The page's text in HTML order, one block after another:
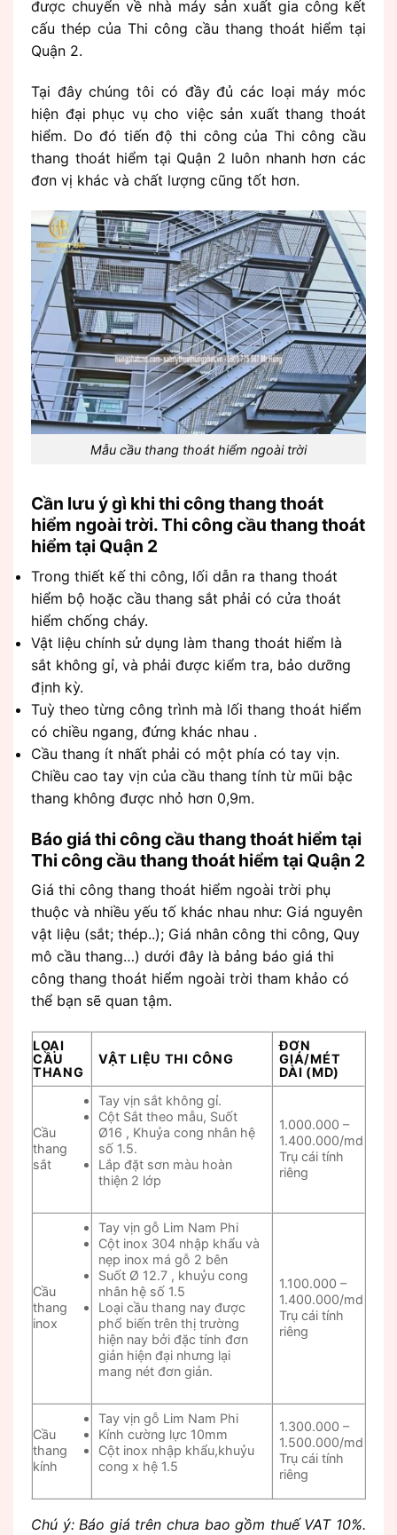
được chuyển về nhà máy sản xuất gia công kết
cấu thép của Thi công cầu thang thoát hiểm tại
Quận 2.
Tại đây chúng tôi có đầy đủ các loại máy móc
hiện đại phục vụ cho việc sản xuất thang thoát
hiểm. Do đó tiến độ thi công của Thi công cầu
thang thoát hiểm tại Quận 2 luôn nhanh hơn các
đơn vị khác và chất lượng cũng tốt hơn.
Mẫu cầu thang thoát hiểm ngoài trời
Cần lưu ý gì khi thi công thang thoát
hiểm ngoài trời. Thi công cầu thang thoát
hiểm tại Quận 2
Trong thiết kế thi công, lối dẫn ra thang thoát
hiểm bộ hoặc cầu thang sắt phải có cửa thoát
hiểm chống cháy.
Vật liệu chính sử dụng làm thang thoát hiểm là
sắt không gỉ, và phải được kiểm tra, bảo dưỡng
định kỳ.
Tuỳ theo từng công trình mà lối thang thoát hiểm
có chiều ngang, đứng khác nhau .
Cầu thang ít nhất phải có một phía có tay vịn.
Chiều cao tay vịn của cầu thang tính từ mũi bậc
thang không được nhỏ hơn 0,9m.
Báo giá thi công cầu thang thoát hiểm tại
Thi công cầu thang thoát hiểm tại Quận 2
Giá thi công thang thoát hiểm ngoài trời phụ
thuộc và nhiều yếu tố khác nhau như: Giá nguyên
vật liệu (sắt; thép..); Giá nhân công thi công, Quy
mô cầu thang…) dưới đây là bảng báo giá thi
công thang thoát hiểm ngoài trời tham khảo có
thể bạn sẽ quan tậm.
LOẠI
CẦU
THANG
VẬT LIỆU THI CÔNG
ĐƠN
GIÁ/MÉT
DÀI (MD)
Cầu
thang
sắt
Tay vịn sắt không gỉ.
Cột Sắt theo mẫu, Suốt
Ø16 , Khuỷa cong nhân hệ
số 1.5.
Lắp đặt sơn màu hoàn
thiện 2 lớp
1.000.000 –
1.400.000/md
Trụ cái tính
riêng
Cầu
thang
inox
Tay vịn gỗ Lim Nam Phi
Cột inox 304 nhập khẩu và
nẹp inox má gỗ 2 bên
Suốt Ø 12.7 , khuỷu cong
nhân hệ số 1.5
Loại cầu thang nay được
phổ biến trên thị trường
hiện nay bởi đặc tính đơn
giản hiện đại nhưng lại
mang nét đơn giản.
1.100.000 –
1.400.000/md
Trụ cái tính
riêng
Cầu
thang
kính
Tay vịn gỗ Lim Nam Phi
Kính cường lực 10mm
Cột inox nhập khẩu,khuỷu
cong x hệ 1.5
1.300.000 –
1.500.000/md
Trụ cái tính
riêng
Chú ý: Báo giá trên chưa bao gồm thuế VAT 10%.